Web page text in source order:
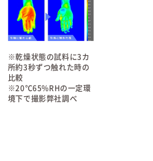
※乾燥状態の試料に3カ
所約3秒ずつ触れた時の
比較
※20℃65%RHの一定環
境下で撮影弊社調べ